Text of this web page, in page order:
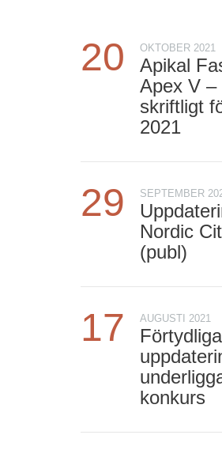
20 OKTOBER 2021
Apikal
Apex V –
skriftligt
2021
29 SEPTEMBER
Nordic
(publ)
17 AUGUSTI 2021
konkurs